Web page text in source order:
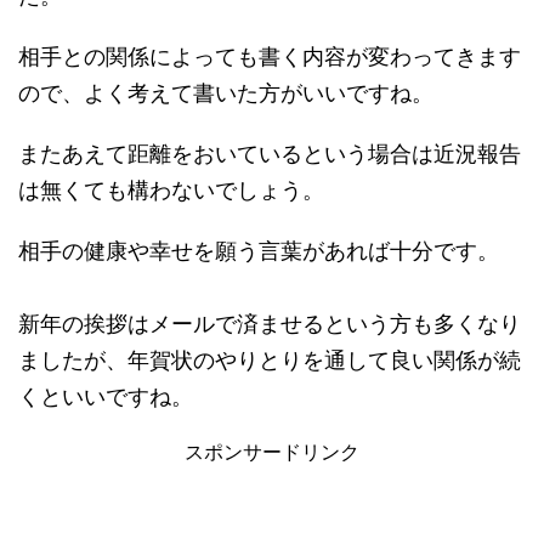
相手との関係によっても書く内容が変わってきます
ので、よく考えて書いた方がいいですね。
またあえて距離をおいているという場合は近況報告
は無くても構わないでしょう。
相手の健康や幸せを願う言葉があれば十分です。
新年の挨拶はメールで済ませるという方も多くなり
ましたが、年賀状のやりとりを通して良い関係が続
くといいですね。
スポンサードリンク